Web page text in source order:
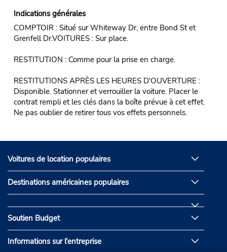
Indications générales
COMPTOIR : Situé sur Whiteway Dr, entre Bond St et
Grenfell Dr.VOITURES : Sur place.
RESTITUTION : Comme pour la prise en charge.
RESTITUTIONS APRÈS LES HEURES D'OUVERTURE :
Disponible. Stationner et verrouiller la voiture. Placer le
contrat rempli et les clés dans la boîte prévue à cet effet.
Ne pas oublier de retirer tous vos effets personnels.
Voitures de location populaires
Destinations américaines populaires
Soutien Budget
Informations sur l'entreprise